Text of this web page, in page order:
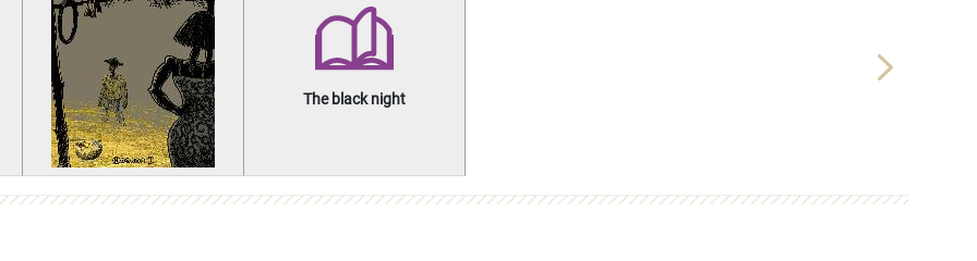
The black night
Next